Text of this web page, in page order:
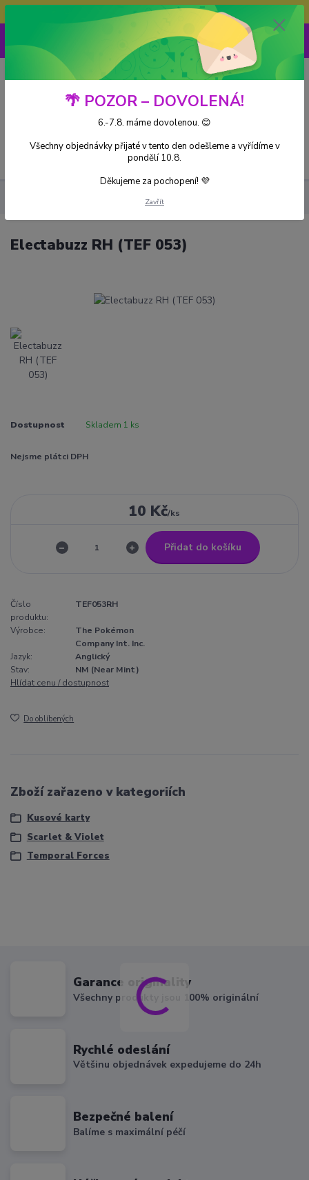
Doprava ZDARMA při nákupu nad 3000Kč
Menu
0 Kč
Electabuzz RH (TEF 053)
Electabuzz RH (TEF 053)
Dostupnost Skladem 1 ks
Nejsme plátci DPH
10 Kč/ks
Přidat do košíku
Číslo
produktu:
TEF053RH
Výrobce:
The Pokémon
Company Int. Inc.
Jazyk:
Anglický
Stav:
NM (Near Mint)
Hlídat cenu / dostupnost
Do oblíbených
Zboží zařazeno v kategoriích
Kusové karty
Scarlet & Violet
Temporal Forces
Garance originality
Všechny produkty jsou 100% originální
Rychlé odeslání
Většinu objednávek expedujeme do 24h
Bezpečné balení
Balíme s maximální péčí
🌴 POZOR – DOVOLENÁ!
6.-7.8. máme dovolenou. 😊
Všechny objednávky přijaté v tento den odešleme a vyřídíme v
pondělí 10.8.
Děkujeme za pochopení! 💜
Zavřít